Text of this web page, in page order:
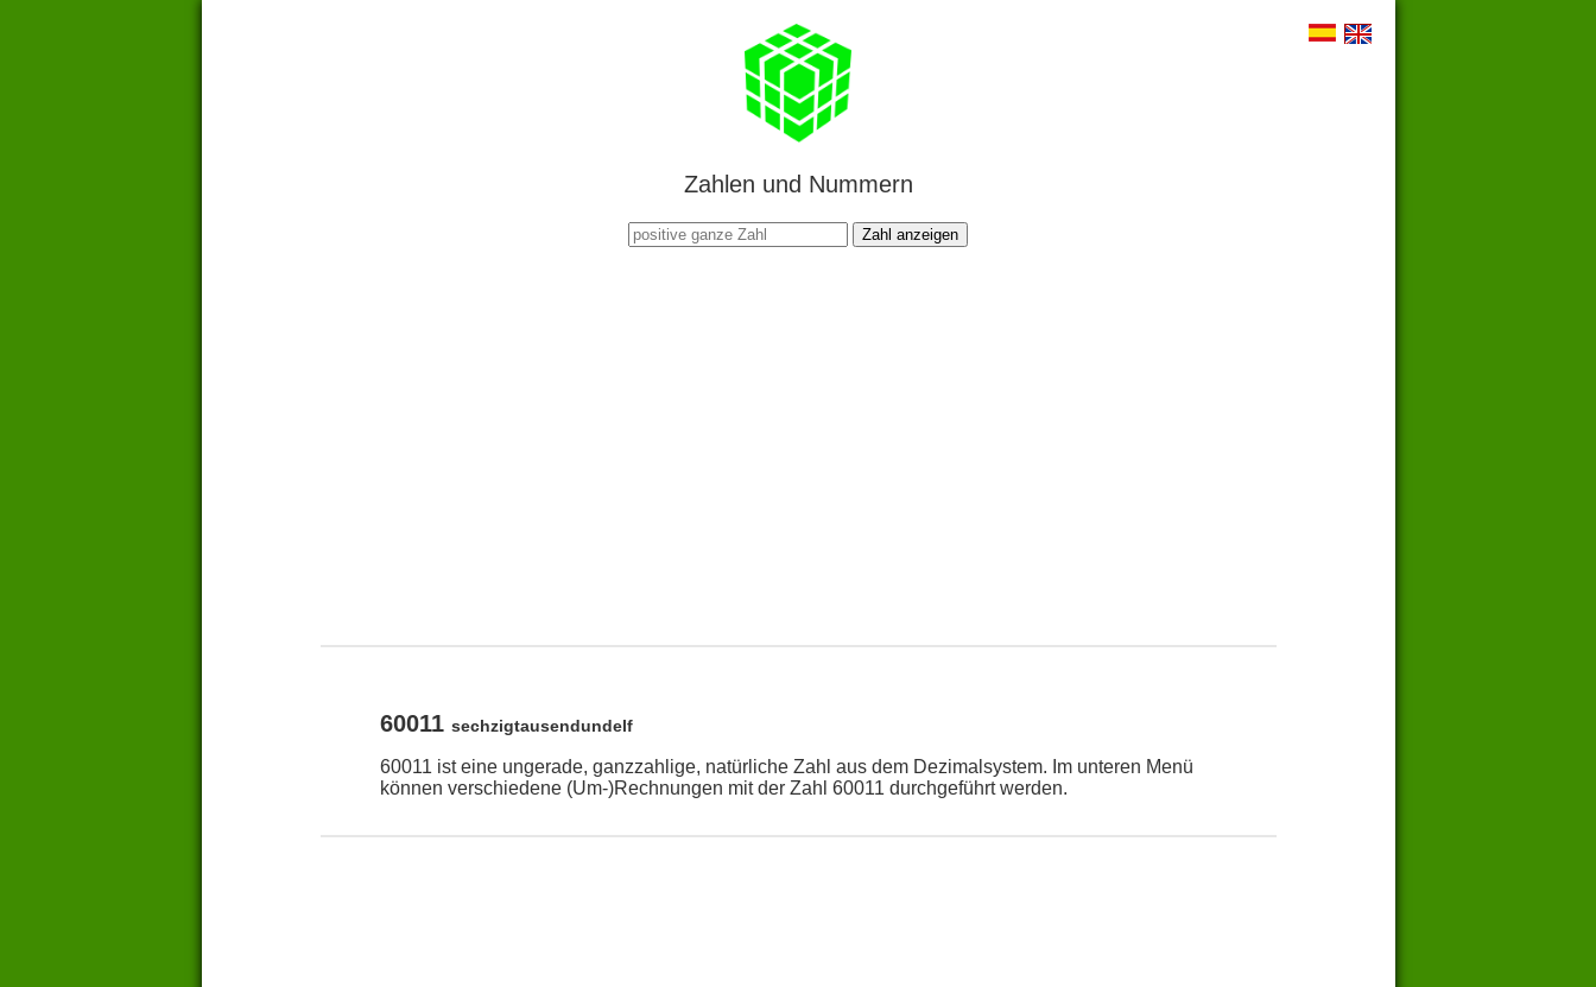
Zahlen und Nummern
Zahl anzeigen
60011 sechzigtausendundelf
60011 ist eine ungerade, ganzzahlige, natürliche Zahl aus dem Dezimalsystem. Im unteren Menü
können verschiedene (Um-)Rechnungen mit der Zahl 60011 durchgeführt werden.